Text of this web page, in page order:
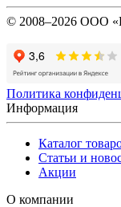
© 2008–2026 ООО
Политика
Информация
Каталог
Статьи и
Акции
О компании